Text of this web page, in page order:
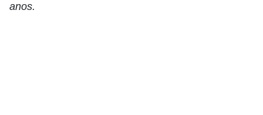
anos.